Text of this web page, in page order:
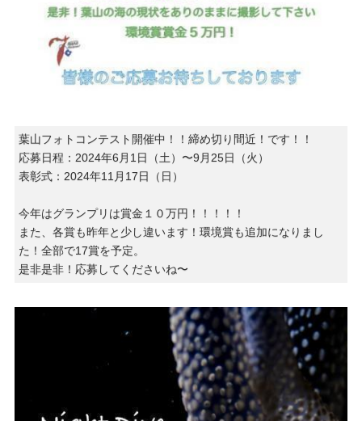
葉山フォトコンテスト開催中！！締め切り間近！です！！
応募日程：2024年6月1日（土）〜9月25日（火）
表彰式：2024年11月17日（日）
今年はグランプリは賞金１０万円！！！！！
また、各賞も昨年と少し違います！環境賞も追加になりまし
た！全部で17賞を予定。
是非是非！応募してくださいね〜